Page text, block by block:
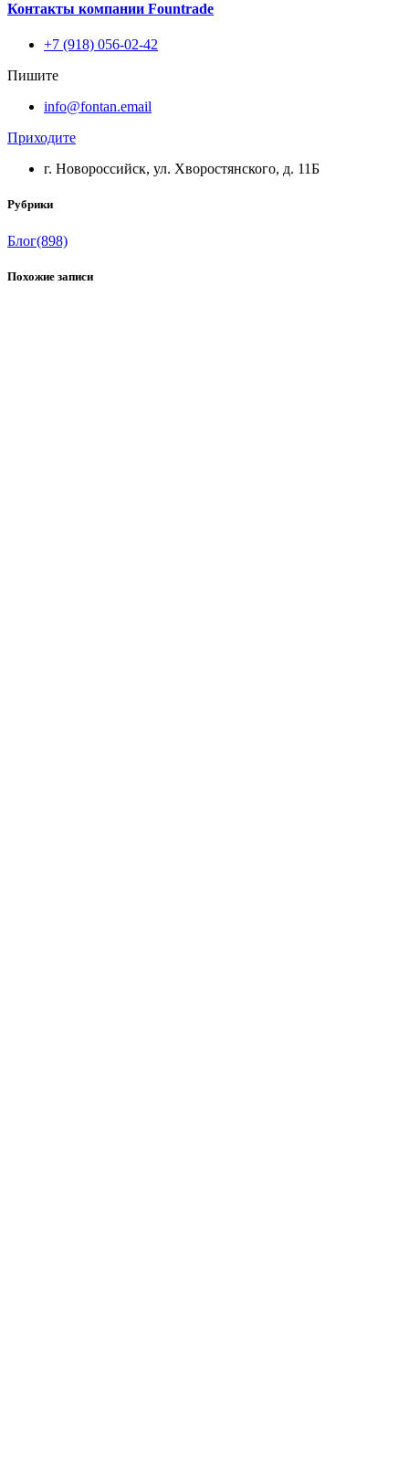
Контакты компании Fountrade
+7 (918) 056-02-42
Пишите
info@fontan.email
Приходите
г. Новороссийск, ул. Хворостянского, д. 11Б
Рубрики
Блог(898)
Похожие записи